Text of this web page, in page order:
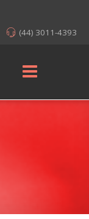
(44) 3011-4393